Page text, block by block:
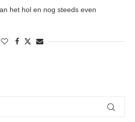
het hol en nog steeds even